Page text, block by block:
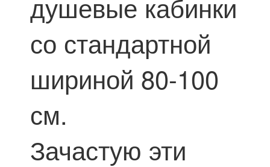
душевые кабинки
со стандартной
шириной 80-100
см.
Зачастую эти